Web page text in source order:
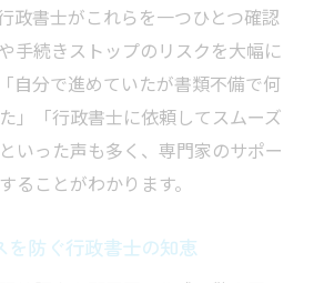
政書士がこれらを一つひとつ確認
手続きストップのリスクを大幅に
自分で進めていたが書類不備で何
」「行政書士に依頼してスムーズ
いった声も多く、専門家のサポー
ることがわかります。
を防ぐ行政書士の知恵